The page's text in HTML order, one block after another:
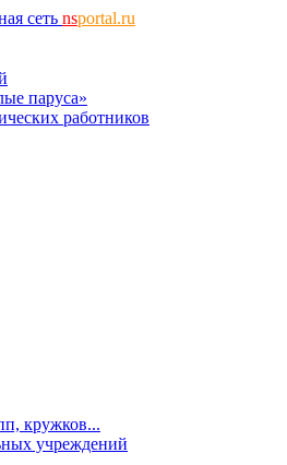
сеть nsportal.ru
паруса»
работников
кружков...
учреждений